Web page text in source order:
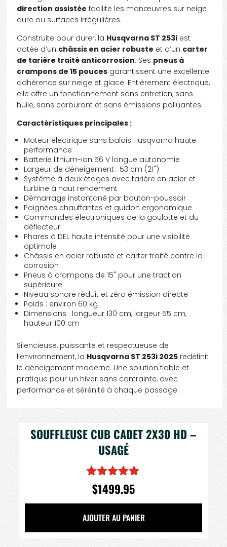
direction assistée facilite les manœuvres sur neige
dure ou surfaces irrégulières.
Construite pour durer, la Husqvarna ST 253i est
dotée d’un châssis en acier robuste et d’un carter
de tarière traité anticorrosion. Ses pneus à
crampons de 15 pouces garantissent une excellente
adhérence sur neige et glace. Entièrement électrique,
elle offre un fonctionnement sans entretien, sans
huile, sans carburant et sans émissions polluantes.
Caractéristiques principales :
Moteur électrique sans balais Husqvarna haute
performance
Batterie lithium-ion 56 V longue autonomie
Largeur de déneigement : 53 cm (21")
Système à deux étages avec tarière en acier et
turbine à haut rendement
Démarrage instantané par bouton-poussoir
Poignées chauffantes et guidon ergonomique
Commandes électroniques de la goulotte et du
déflecteur
Phares à DEL haute intensité pour une visibilité
optimale
Châssis en acier robuste et carter traité contre la
corrosion
Pneus à crampons de 15" pour une traction
supérieure
Niveau sonore réduit et zéro émission directe
Poids : environ 60 kg
Dimensions : longueur 130 cm, largeur 55 cm,
hauteur 100 cm
Silencieuse, puissante et respectueuse de
l’environnement, la Husqvarna ST 253i 2025 redéfinit
le déneigement moderne. Une solution fiable et
pratique pour un hiver sans contrainte, avec
performance et sérénité à chaque passage.
Prenez rendez-vous avec un représentant
SOUFFLEUSE CUB CADET 2X30 HD –
USAGÉ
Note
5.00
sur 5
$1499.95
AJOUTER AU PANIER